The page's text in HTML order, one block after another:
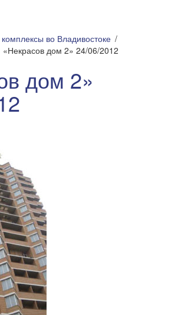
во Владивостоке
«Некрасов дом 2» 24/06/2012
дом 2»